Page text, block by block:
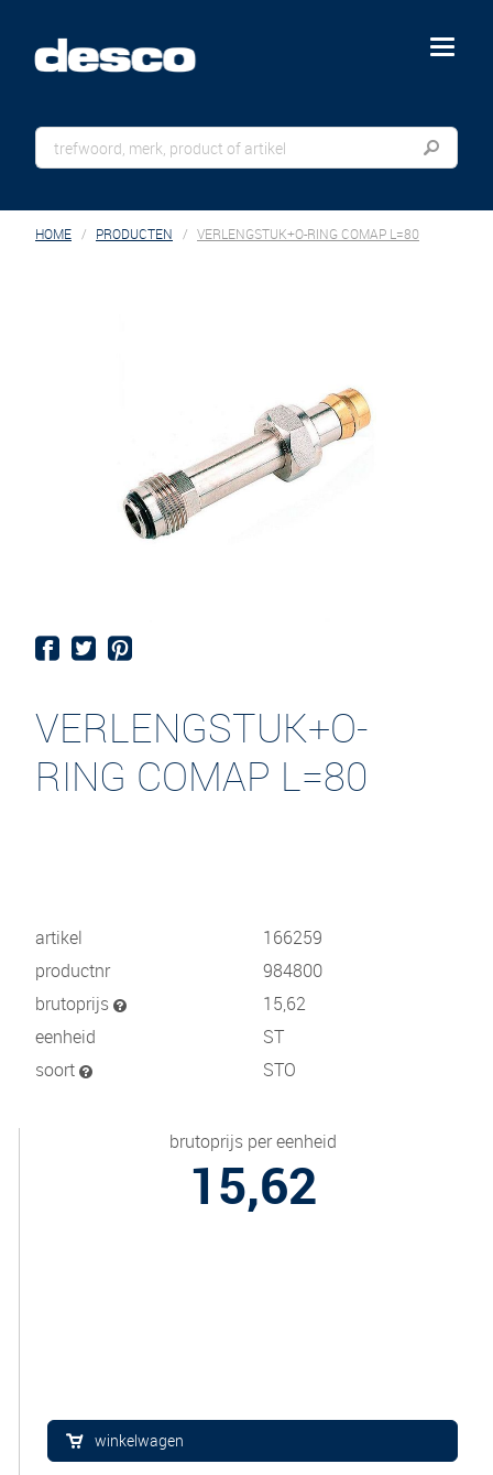
menu
HOME PRODUCTEN VERLENGSTUK+O-RING COMAP L=80
VERLENGSTUK+O-
RING COMAP L=80
artikel
166259
productnr
984800
brutoprijs
15,62
eenheid
ST
soort
STO
brutoprijs per eenheid
15,62
winkelwagen